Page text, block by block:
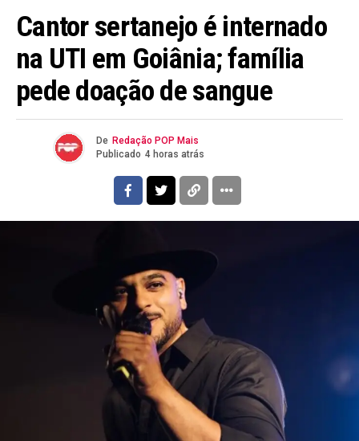
Cantor sertanejo é internado
na UTI em Goiânia; família
pede doação de sangue
De Redação POP Mais
Publicado 4 horas atrás